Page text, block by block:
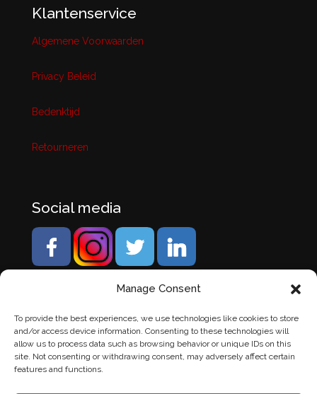
Manage Consent
To provide the best experiences, we use technologies like cookies to store
and/or access device information. Consenting to these technologies will
allow us to process data such as browsing behavior or unique IDs on this
site. Not consenting or withdrawing consent, may adversely affect certain
features and functions.
Klantenservice
Algemene Voorwaarden
Privacy Beleid
Bedenktijd
Retourneren
Social media